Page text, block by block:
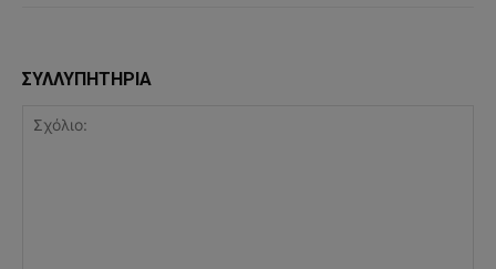
ΣΥΛΛΥΠΗΤΗΡΙΑ